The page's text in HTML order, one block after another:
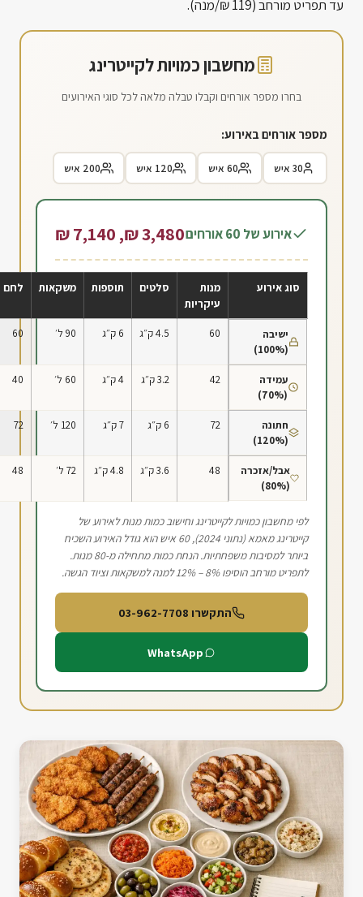
עד תפריט מורחב (119 ₪/מנה).
מחשבון כמויות לקייטרינג
בחרו מספר אורחים וקבלו טבלה מלאה לכל סוגי האירועים
מספר אורחים באירוע:
30 איש 60 איש 120 איש 200 איש
אירוע של 60 אורחים 3,480 ₪, 7,140 ₪
סוג אירוע
מנות
עיקריות
סלטים תוספות משקאות לחם
ישיבה
(100%)
60 4.5 ק״ג 90 ל׳ 60
עמידה
(70%)
42 3.2 ק״ג 4 ק״ג 60 ל׳ 40
חתונה
(120%)
72 120 ל׳ 72
אבל/אזכרה
(80%)
48 3.6 ק״ג 4.8 ק״ג 72 ל׳ 48
לפי מחשבון כמויות לקייטרינג וחישוב כמות מנות לאירוע של
קייטרינג מאמא (נתוני 2024), 60 איש הוא גודל האירוע השכיח
ביותר למסיבות משפחתיות. הנחת כמות מתחילה מ-80 מנות.
לתפריט מורחב הוסיפו12% – 8%למנה למשקאות וציוד הגשה.
התקשרו 03-962-7708
WhatsApp